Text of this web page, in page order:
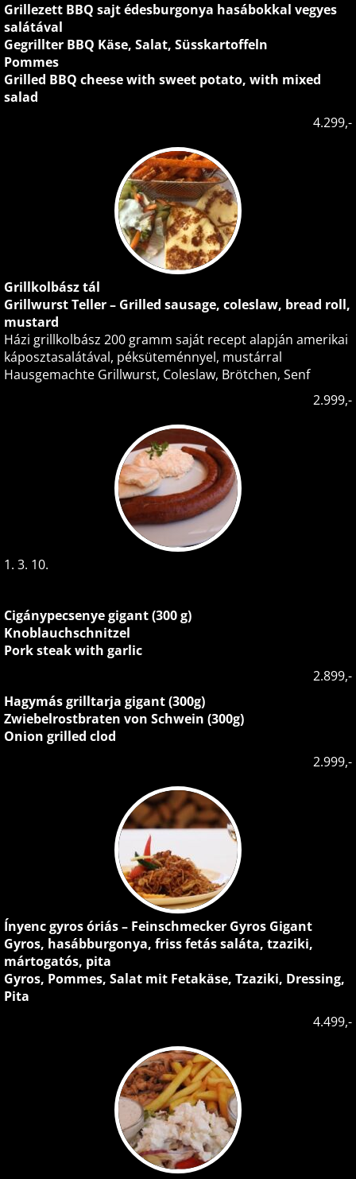
Grillezett BBQ sajt édesburgonya hasábokkal vegyes
salátával
Gegrillter BBQ Käse, Salat, Süsskartoffeln
Pommes
Grilled BBQ cheese with sweet potato, with mixed
salad
4.299,-
Grillkolbász tál
Grillwurst Teller – Grilled sausage, coleslaw, bread roll,
mustard
Házi grillkolbász 200 gramm saját recept alapján amerikai
káposztasalátával, péksüteménnyel, mustárral
Hausgemachte Grillwurst, Coleslaw, Brötchen, Senf
2.999,-
1. 3. 10.
Cigánypecsenye gigant (300 g)
Knoblauchschnitzel
Pork steak with garlic
2.899,-
Hagymás grilltarja gigant (300g)
Zwiebelrostbraten von Schwein (300g)
Onion grilled clod
2.999,-
Ínyenc gyros óriás – Feinschmecker Gyros Gigant
Gyros, hasábburgonya, friss fetás saláta, tzaziki,
mártogatós, pita
Gyros, Pommes, Salat mit Fetakäse, Tzaziki, Dressing,
Pita
4.499,-